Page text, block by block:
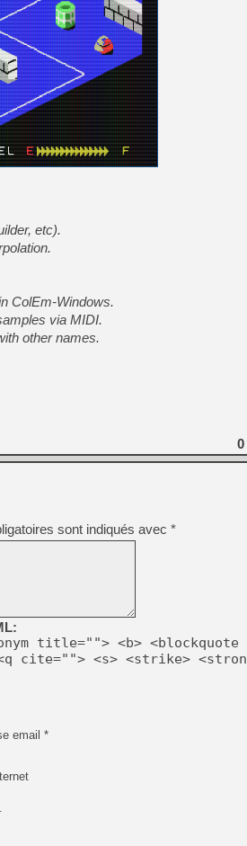
[Mo5] Brickboy cherche à
[GK] Minecraft et ses «
[GK] Beast of
[GK] Ubisoft : fin de partie
[GK] Mémoire cash -
[GK] Dan Houser (GTA)
[GK] Comment EA Sports
[GK] Crimson Moon : un
[GK] Isle of Reveries : le
[GK] Moonlighter 2 : The
[GK] Capcom relance
[Mo5] Deux inédits du
[GK] Le beat'em up The
[GK] Endless Legend 2 :
[LS] [PS5] Premiers
etc).
ColEm-Windows.
via MIDI.
other names.
0
sont indiqués avec *
title=""> <b> <blockquote
cite=""> <s> <strike>
email *